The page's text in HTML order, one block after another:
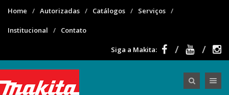
Home Autorizadas Catálogos Serviços
Institucional Contato
Siga a Makita: